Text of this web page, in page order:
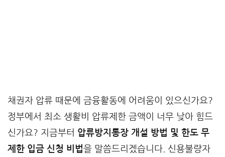
채권자 압류 때문에 금융활동에 어려움이 있으신가요?
정부에서 최소 생활비 압류제한 금액이 너무 낮아 힘드
신가요? 지금부터 압류방지통장 개설 방법 및 한도 무
제한 입금 신청 비법을 말씀드리겠습니다. 신용불량자